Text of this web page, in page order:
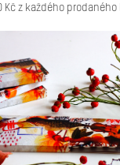
Kč z každého